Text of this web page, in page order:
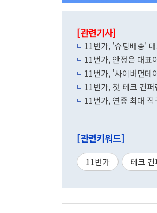
[관련기사]
11번가, '슈팅배송'
11번가, 안정은 대
11번가, '사이버먼
11번가, 첫 테크 컨
11번가, 연중 최대
[관련키워드]
11번가 테크